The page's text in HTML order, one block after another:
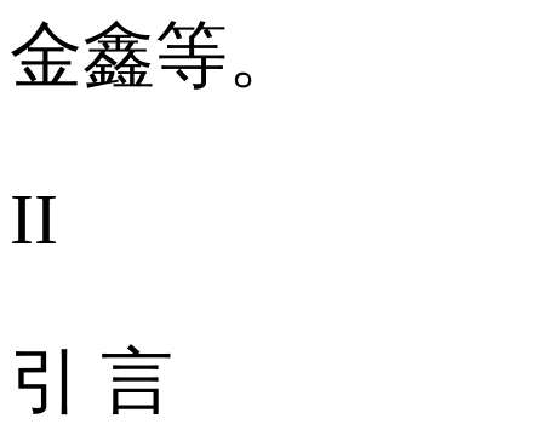
金鑫等。
II
引 言